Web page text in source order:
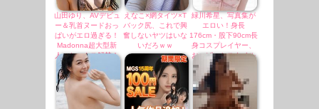
山田ゆり、AVデビュ
ー＆乳首ヌードおっ
ぱいがエロ過ぎる！
Madonna超大型新
人、セックス解禁！
（エロ動画）
えなこ×網タイツ×T
バック尻、これで興
奮しないヤツはいな
いだろｗｗ
緑川希星、写真集が
エロい！身長
176cm・股下90cm長
身コスプレイヤー、
おっぱいとスタイル
圧巻！